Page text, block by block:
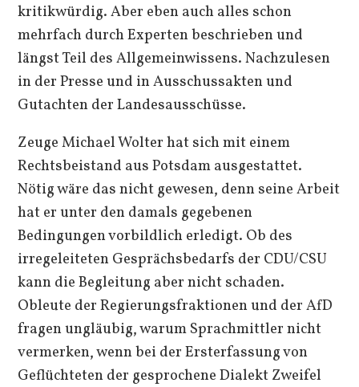
kritikwürdig. Aber eben auch alles schon
mehrfach durch Experten beschrieben und
längst Teil des Allgemeinwissens. Nachzulesen
in der Presse und in Ausschussakten und
Gutachten der Landesausschüsse.
Zeuge Michael Wolter hat sich mit einem
Rechtsbeistand aus Potsdam ausgestattet.
Nötig wäre das nicht gewesen, denn seine Arbeit
hat er unter den damals gegebenen
Bedingungen vorbildlich erledigt. Ob des
irregeleiteten Gesprächsbedarfs der CDU/CSU
kann die Begleitung aber nicht schaden.
Obleute der Regierungsfraktionen und der AfD
fragen ungläubig, warum Sprachmittler nicht
vermerken, wenn bei der Ersterfassung von
Geflüchteten der gesprochene Dialekt Zweifel